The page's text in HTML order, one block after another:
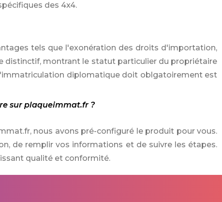
des 4x4.
tels que l'exonération des droits d'importation,
distinctif, montrant le statut particulier du propriétaire
diplomatique doit oblgatoirement est
sur plaqueimmat.fr ?
nous avons pré-configuré le produit pour vous.
de remplir vos informations et de suivre les étapes.
qualité et conformité.